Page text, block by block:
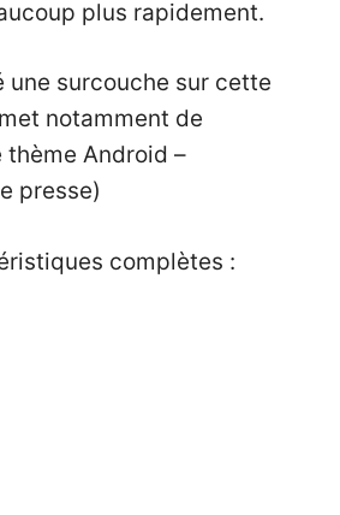
plus rapidement.
une surcouche sur cette
notamment de
thème Android –
presse)
complètes :